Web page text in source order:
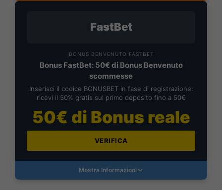
FastBet
BONUS BENVENUTO FASTBET
Bonus FastBet: 50€ di Bonus Benvenuto
scommesse
Inserisci il codice BONUSBET in fase di registrazione:
ricevi il 50% gratis sul primo deposito fino a 50€
50€ di Bonus reale
VERIFICA
Mostra Informazioni